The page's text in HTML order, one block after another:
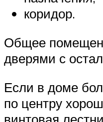
коридор.
Общее
дверями с
Если в доме
по центру
винтовая